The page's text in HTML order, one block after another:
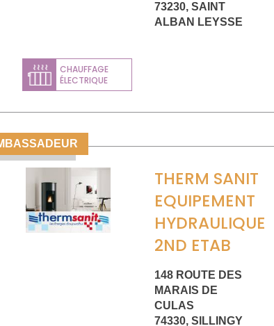
73230,SAINT
ALBAN LEYSSE
CHAUFFAGE
ÉLECTRIQUE
THERM SANIT
EQUIPEMENT
HYDRAULIQUE
2ND ETAB
148 ROUTE DES
MARAIS DE
CULAS
74330,SILLINGY